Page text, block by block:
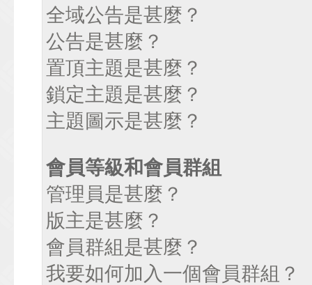
全域公告是甚麼？
公告是甚麼？
置頂主題是甚麼？
鎖定主題是甚麼？
主題圖示是甚麼？
會員等級和會員群組
管理員是甚麼？
版主是甚麼？
會員群組是甚麼？
我要如何加入一個會員群組？